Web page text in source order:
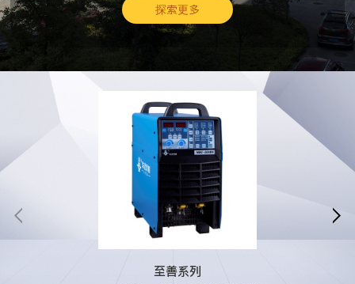
探索更多
至善系列
 